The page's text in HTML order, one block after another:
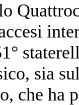
sia
che ha